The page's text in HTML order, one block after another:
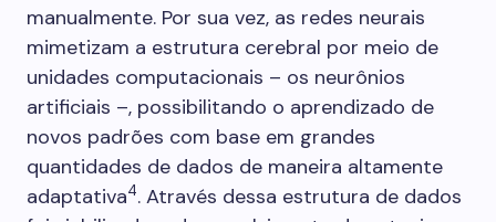
manualmente. Por sua vez, as redes neurais
mimetizam a estrutura cerebral por meio de
unidades computacionais – os neurônios
artificiais –, possibilitando o aprendizado de
novos padrões com base em grandes
quantidades de dados de maneira altamente
adaptativa4. Através dessa estrutura de dados